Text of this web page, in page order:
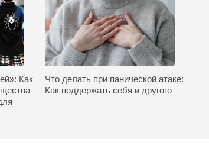
Как
Что делать при панической атаке:
Как поддержать себя и другого